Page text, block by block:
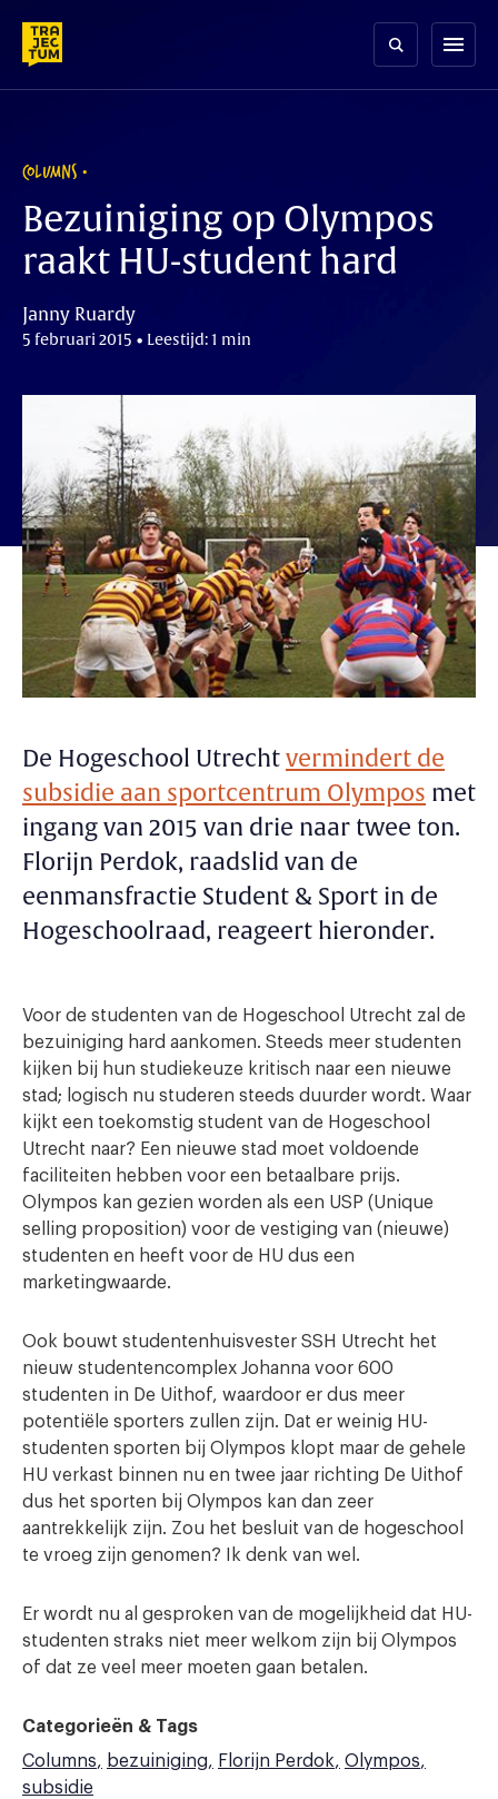
content
menu
COLUMNS
Bezuiniging op Olympos
raakt HU-student hard
Janny Ruardy
5 februari 2015 • Leestijd: 1 min
De Hogeschool Utrechtvermindert de
subsidie aan sportcentrum Olympos met
ingang van 2015 van drie naar twee ton.
Florijn Perdok, raadslid van de
eenmansfractie Student & Sport in de
Hogeschoolraad, reageert hieronder.
Voor de studenten van de Hogeschool Utrecht zal de
bezuiniging hard aankomen. Steeds meer studenten
kijken bij hun studiekeuze kritisch naar een nieuwe
stad; logisch nu studeren steeds duurder wordt. Waar
kijkt een toekomstig student van de Hogeschool
Utrecht naar? Een nieuwe stad moet voldoende
faciliteiten hebben voor een betaalbare prijs.
Olympos kan gezien worden als een USP (Unique
selling proposition) voor de vestiging van (nieuwe)
studenten en heeft voor de HU dus een
marketingwaarde.
Ook bouwt studentenhuisvester SSH Utrecht het
nieuw studentencomplex Johanna voor 600
studenten in De Uithof, waardoor er dus meer
potentiële sporters zullen zijn. Dat er weinig HU-
studenten sporten bij Olympos klopt maar de gehele
HU verkast binnen nu en twee jaar richting De Uithof
dus het sporten bij Olympos kan dan zeer
aantrekkelijk zijn. Zou het besluit van de hogeschool
te vroeg zijn genomen? Ik denk van wel.
Er wordt nu al gesproken van de mogelijkheid dat HU-
studenten straks niet meer welkom zijn bij Olympos
of dat ze veel meer moeten gaan betalen.
Categorieën & Tags
Columns
bezuiniging Florijn Perdok Olympos
subsidie